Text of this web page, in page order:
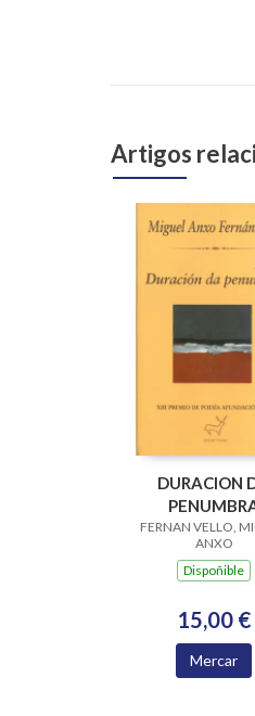
Artigos
DURACION
FERNAN VELLO,
ANXO
Dispoñible
15,00 €
Mercar